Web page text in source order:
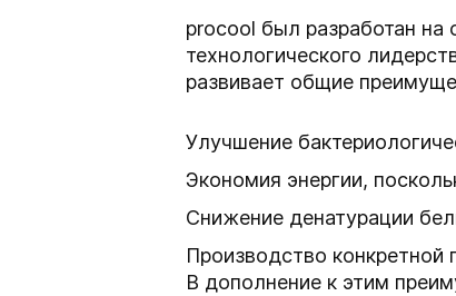
procool был разработан на
технологического
развивает общие
Улучшение
Экономия энергии,
Снижение денатурации
Производство конкретной
В дополнение к этим